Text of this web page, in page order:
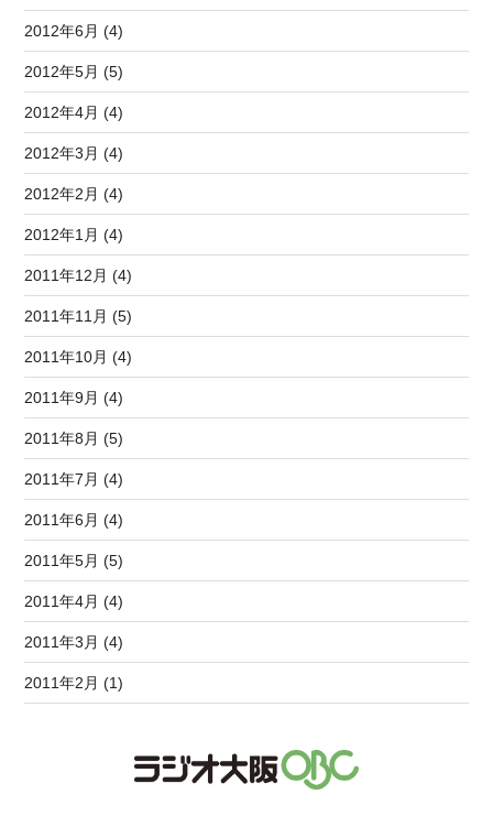
2012年6月 (4)
2012年5月 (5)
2012年4月 (4)
2012年3月 (4)
2012年2月 (4)
2012年1月 (4)
2011年12月 (4)
2011年11月 (5)
2011年10月 (4)
2011年9月 (4)
2011年8月 (5)
2011年7月 (4)
2011年6月 (4)
2011年5月 (5)
2011年4月 (4)
2011年3月 (4)
2011年2月 (1)